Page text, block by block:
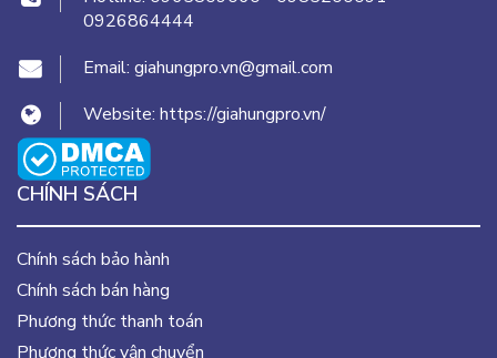
0926864444
Email: giahungpro.vn@gmail.com
Website: https://giahungpro.vn/
CHÍNH SÁCH
Chính sách bảo hành
Chính sách bán hàng
Phương thức thanh toán
Phương thức vận chuyển